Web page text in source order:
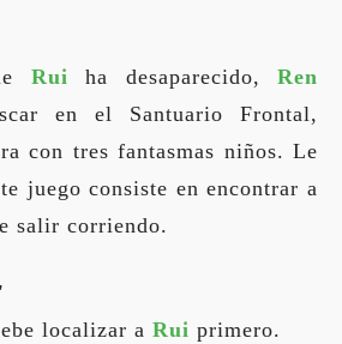
Rui ha desaparecido, Ren
en el Santuario Frontal,
con tres fantasmas niños. Le
juego consiste en encontrar a
salir corriendo.
localizar a Rui primero.